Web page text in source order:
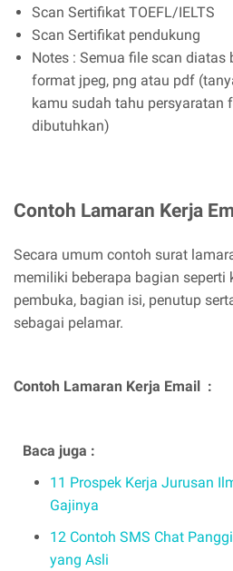
Scan Sertifikat TOEFL/IELTS
Scan Sertifikat pendukung
Notes : Semua file scan
format jpeg, png atau pdf
kamu sudah tahu persyaratan
dibutuhkan)
Contoh Lamaran Kerja
Secara umum contoh surat
memiliki beberapa bagian seperti
pembuka, bagian isi, penutup
sebagai pelamar.
Contoh Lamaran Kerja Email :
Baca juga :
11 Prospek Kerja Jurusan
Gajinya
12 Contoh SMS Chat
yang Asli